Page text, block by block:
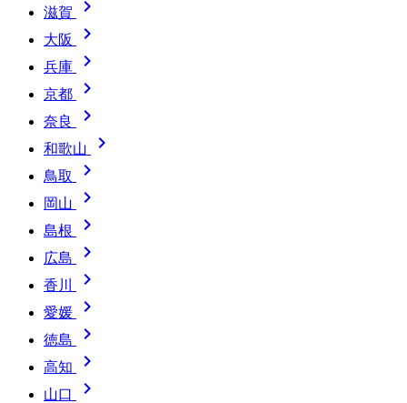
滋賀 
大阪 
兵庫 
京都 
奈良 
和歌山 
鳥取 
岡山 
島根 
広島 
香川 
愛媛 
徳島 
高知 
山口 